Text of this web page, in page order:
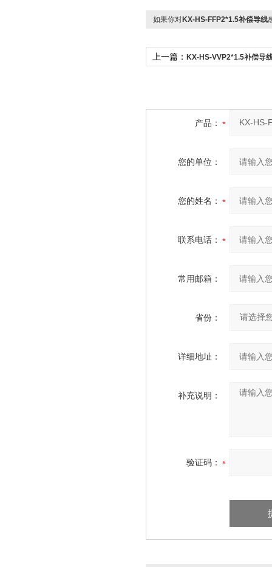
如果你对KX-HS-FFP2*1.5补偿导线
上一篇： KX-HS-VVP2*1.5补偿导
产品：
您的单位：
您的姓名：
联系电话：
常用邮箱：
省份：
详细地址：
补充说明：
验证码：